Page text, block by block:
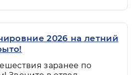
2026 на летний
заранее по